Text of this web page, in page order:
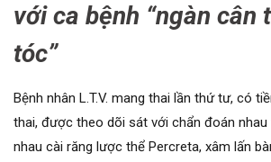
với ca bệnh “ngàn cân
tóc”
Bệnh nhân L.T.V. mang thai lần thứ tư, có
thai, được theo dõi sát với chẩn đoán
nhau cài răng lược thể Percreta, xâm lấn